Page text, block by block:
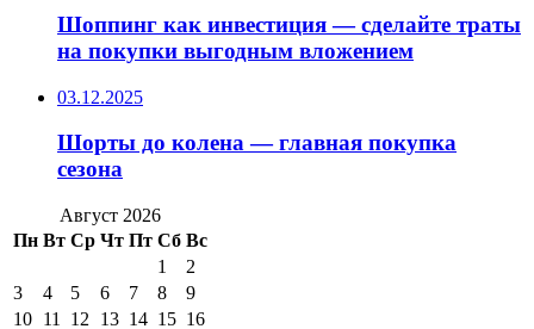
Шоппинг как инвестиция — сделайте траты
на покупки выгодным вложением
03.12.2025
Шорты до колена — главная покупка
сезона
Август 2026
Пн Вт Ср Чт Пт Сб Вс
1
2
3
4 5 6 7 8
9
10 11 12 13 14 15 16